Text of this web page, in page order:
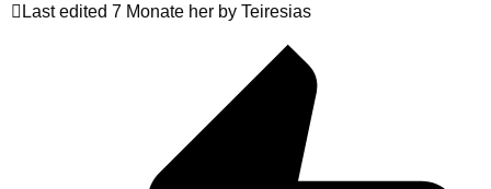
Last edited 7 Monate her by Teiresias